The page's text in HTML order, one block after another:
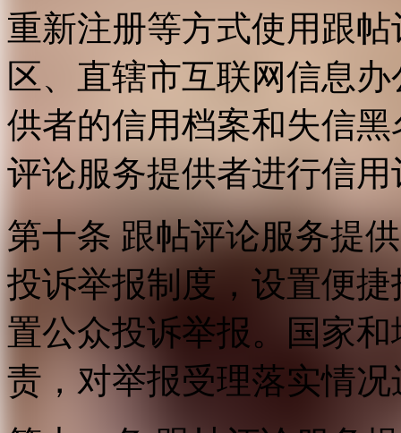
重新注册等方式使用跟
区、直辖市互联网信息
供者的信用档案和失信
评论服务提供者进行信用
第十条 跟帖评论服务提
投诉举报制度，设置便
置公众投诉举报。国家
责，对举报受理落实情